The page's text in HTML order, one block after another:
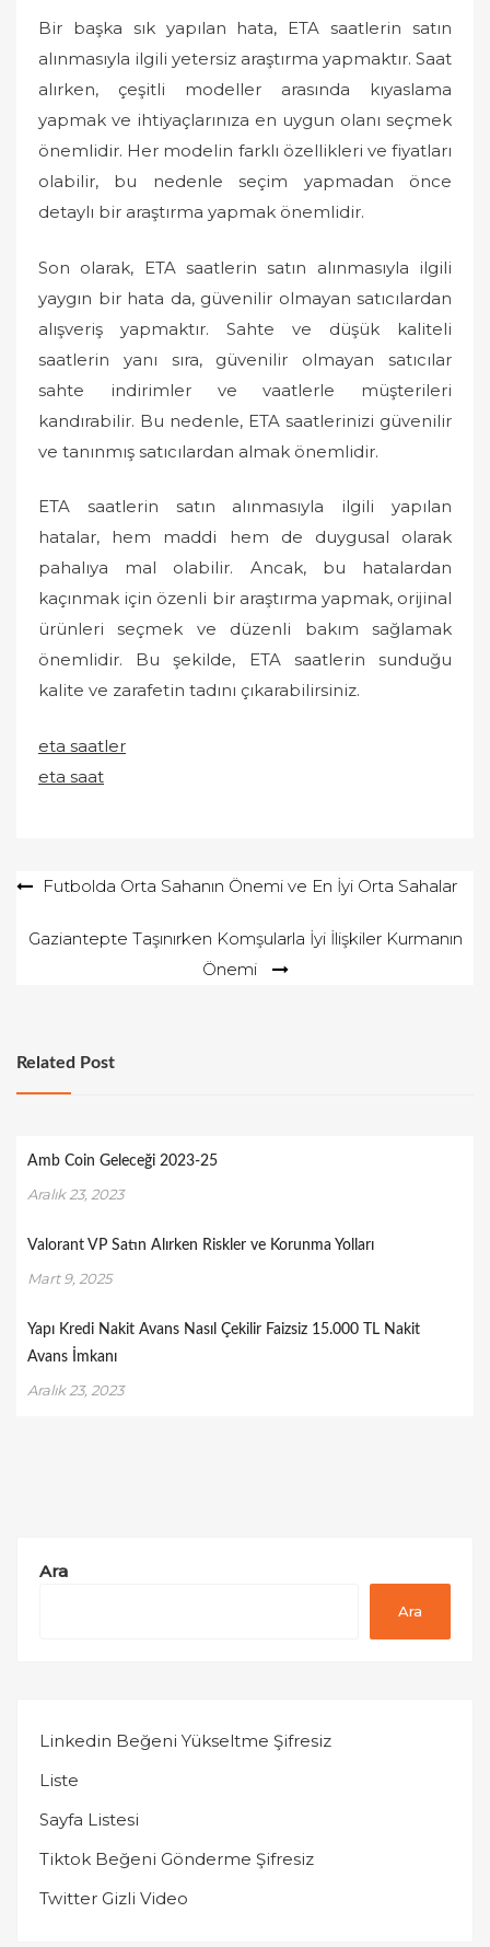
Bir başka sık yapılan hata, ETA saatlerin satın
alınmasıyla ilgili yetersiz araştırma yapmaktır. Saat
alırken, çeşitli modeller arasında kıyaslama
yapmak ve ihtiyaçlarınıza en uygun olanı seçmek
önemlidir. Her modelin farklı özellikleri ve fiyatları
olabilir, bu nedenle seçim yapmadan önce
detaylı bir araştırma yapmak önemlidir.
Son olarak, ETA saatlerin satın alınmasıyla ilgili
yaygın bir hata da, güvenilir olmayan satıcılardan
alışveriş yapmaktır. Sahte ve düşük kaliteli
saatlerin yanı sıra, güvenilir olmayan satıcılar
sahte indirimler ve vaatlerle müşterileri
kandırabilir. Bu nedenle, ETA saatlerinizi güvenilir
ve tanınmış satıcılardan almak önemlidir.
ETA saatlerin satın alınmasıyla ilgili yapılan
hatalar, hem maddi hem de duygusal olarak
pahalıya mal olabilir. Ancak, bu hatalardan
kaçınmak için özenli bir araştırma yapmak, orijinal
ürünleri seçmek ve düzenli bakım sağlamak
önemlidir. Bu şekilde, ETA saatlerin sunduğu
kalite ve zarafetin tadını çıkarabilirsiniz.
eta saatler
eta saat
YazıFutbolda Orta Sahanın Önemi ve En İyi Orta Sahalar
Gaziantepte Taşınırken Komşularla İyi İlişkiler Kurmanın
Önemi
Related Post
Amb Coin Geleceği 2023-25
Aralık 23, 2023
Valorant VP Satın Alırken Riskler ve Korunma Yolları
Mart 9, 2025
Yapı Kredi Nakit Avans Nasıl Çekilir Faizsiz 15.000 TL Nakit
Avans İmkanı
Aralık 23, 2023
Ara
Ara
Linkedin Beğeni Yükseltme Şifresiz
Liste
Sayfa Listesi
Tiktok Beğeni Gönderme Şifresiz
Twitter Gizli Video